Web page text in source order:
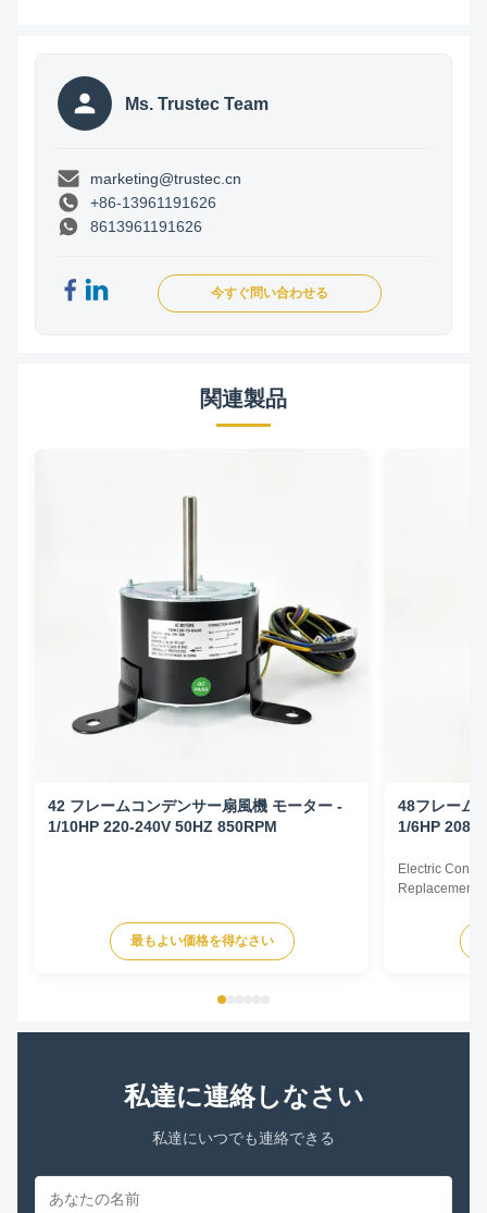
Ms. Trustec Team
marketing@trustec.cn
+86-13961191626
8613961191626
今すぐ問い合わせる
関連製品
42 フレームコンデンサー扇風機 モーター -
1/10HP 220-240V 50HZ 850RPM
最もよい価格を得なさい
48フレーム
1/6HP 208-
Electric
Replacement
HP Voltage
YDK140-
私達に連絡しなさい
私達にいつでも連絡できる